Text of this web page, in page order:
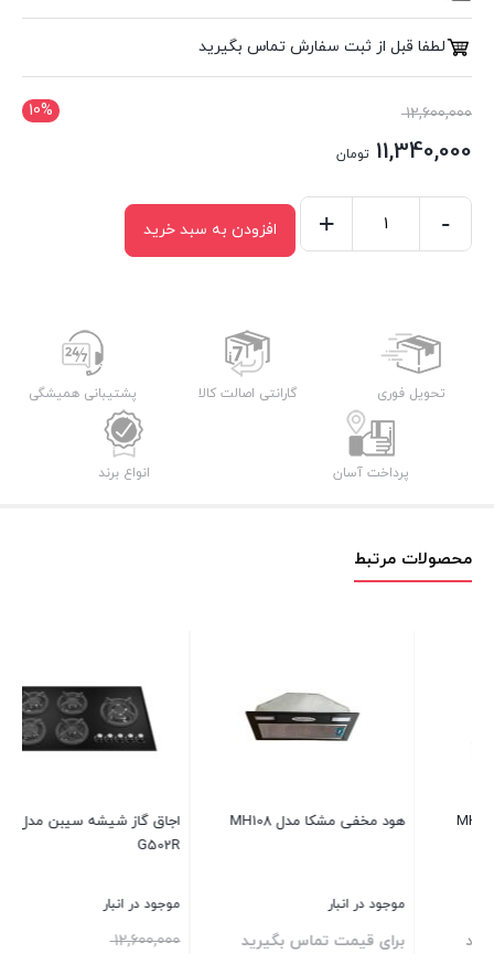
لطفا قبل از ثبت سفارش تماس بگیرید
10% 12,600,000قیمت
اصلی
11,340,000 تومان
فعلی
11,340,000 تومان
G507R
-
+ افزودن به سبد خرید
تحویل فوری گارانتی اصالت کالا پشتیبانی همیشگی
پرداخت آسان انواع برند
محصولات مرتبط
اجاق گاز شیشه سیبن مدل
موجود در انبار
10% 12,600,000قیمت
موجود در انبار
5,300,000 تومان
4,770,000
قیمت
4,770,000 تومان
است.